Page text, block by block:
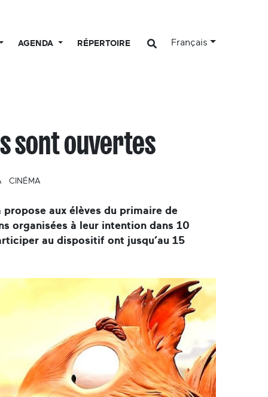
AGENDA RÉPERTOIRE Français
sont ouvertes
CINÉMA
propose aux élèves du primaire de
organisées à leur intention dans 10
au dispositif ont jusqu’au 15